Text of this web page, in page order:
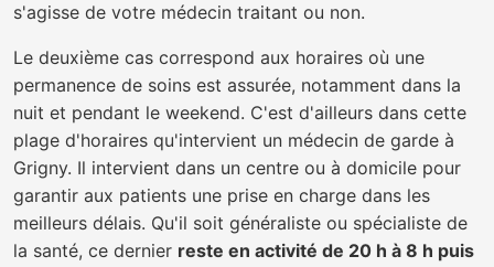
s'agisse de votre médecin traitant ou non.
Le deuxième cas correspond aux horaires où une
permanence de soins est assurée, notamment dans la
nuit et pendant le weekend. C'est d'ailleurs dans cette
plage d'horaires qu'intervient un médecin de garde à
Grigny. Il intervient dans un centre ou à domicile pour
garantir aux patients une prise en charge dans les
meilleurs délais. Qu'il soit généraliste ou spécialiste de
la santé, ce dernier reste en activité de 20 h à 8 h puis